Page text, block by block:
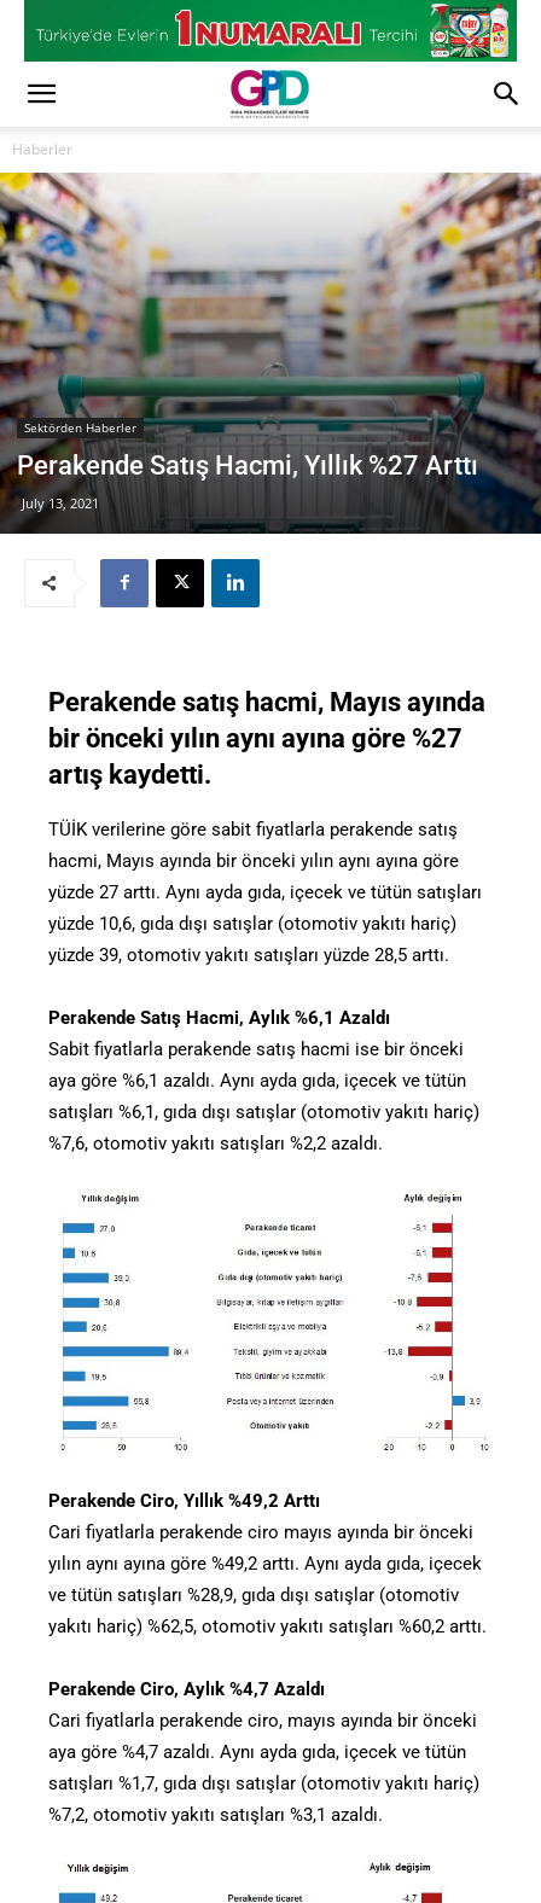
Haberler
Sektörden Haberler
Perakende Satış Hacmi, Yıllık %27 Arttı
July 13, 2021
Perakende satış hacmi, Mayıs ayında
bir önceki yılın aynı ayına göre %27
artış kaydetti.
TÜİK verilerine göre sabit fiyatlarla perakende satış
hacmi, Mayıs ayında bir önceki yılın aynı ayına göre
yüzde 27 arttı. Aynı ayda gıda, içecek ve tütün satışları
yüzde 10,6, gıda dışı satışlar (otomotiv yakıtı hariç)
yüzde 39, otomotiv yakıtı satışları yüzde 28,5 arttı.
Perakende Satış Hacmi, Aylık %6,1 Azaldı
Sabit fiyatlarla perakende satış hacmi ise bir önceki
aya göre %6,1 azaldı. Aynı ayda gıda, içecek ve tütün
satışları %6,1, gıda dışı satışlar (otomotiv yakıtı hariç)
%7,6, otomotiv yakıtı satışları %2,2 azaldı.
Perakende Ciro, Yıllık %49,2 Arttı
Cari fiyatlarla perakende ciro mayıs ayında bir önceki
yılın aynı ayına göre %49,2 arttı. Aynı ayda gıda, içecek
ve tütün satışları %28,9, gıda dışı satışlar (otomotiv
yakıtı hariç) %62,5, otomotiv yakıtı satışları %60,2 arttı.
Perakende Ciro, Aylık %4,7 Azaldı
Cari fiyatlarla perakende ciro, mayıs ayında bir önceki
aya göre %4,7 azaldı. Aynı ayda gıda, içecek ve tütün
satışları %1,7, gıda dışı satışlar (otomotiv yakıtı hariç)
%7,2, otomotiv yakıtı satışları %3,1 azaldı.